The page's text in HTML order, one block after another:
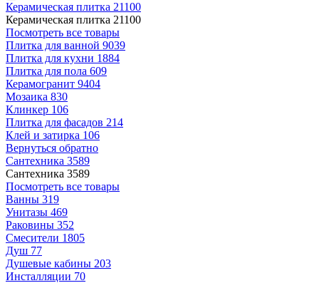
Керамическая плитка 21100
Керамическая плитка 21100
Посмотреть все товары
Плитка для ванной 9039
Плитка для кухни 1884
Плитка для пола 609
Керамогранит 9404
Мозаика 830
Клинкер 106
Плитка для фасадов 214
Клей и затирка 106
Вернуться обратно
Сантехника 3589
Сантехника 3589
Посмотреть все товары
Ванны 319
Унитазы 469
Раковины 352
Смесители 1805
Душ 77
Душевые кабины 203
Инсталляции 70